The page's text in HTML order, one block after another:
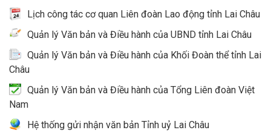
Lịch công tác cơ quan Liên đoàn Lao động tỉnh Lai Châu
Quản lý Văn bản và Điều hành của UBND tỉnh Lai Châu
Quản lý Văn bản và Điều hành của Khối Đoàn thể tỉnh Lai
Châu
Quản lý Văn bản và Điều hành của Tổng Liên đoàn Việt
Nam
Hệ thống gửi nhận văn bản Tỉnh uỷ Lai Châu